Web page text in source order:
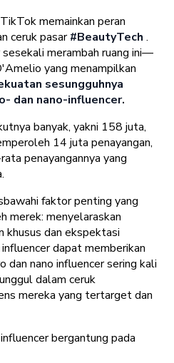
memainkan peran
ceruk pasar#BeautyTech .
merambah ruang ini—
yang menampilkan
sesungguhnya
dan nano-influencer.
banyak, yakni 158 juta,
14 juta penayangan,
penayangannya yang
faktor penting yang
merek: menyelaraskan
khusus dan ekspektasi
dapat memberikan
dan nano influencer sering kali
dalam ceruk
mereka yang tertarget dan
bergantung pada